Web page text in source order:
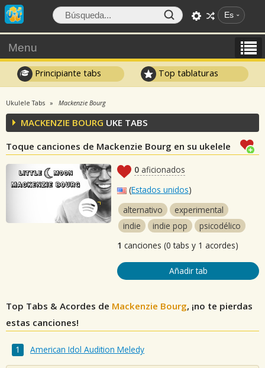
Es
Menu
Principiante tabs Top tablaturas
Ukulele Tabs Mackenzie Bourg
MACKENZIE BOURG UKE TABS
Toque canciones de Mackenzie Bourg en su ukelele
0 aficionados
(Estados unidos)
alternativo
experimental
indie
indie pop
psicodélico
1 canciones (0 tabs y 1 acordes)
Añadir tab
Top Tabs & Acordes de Mackenzie Bourg, ¡no te pierdas
estas canciones!
American Idol Audition Meledy